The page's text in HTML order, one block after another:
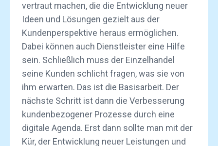
vertraut machen, die die Entwicklung neuer
Ideen und Lösungen gezielt aus der
Kundenperspektive heraus ermöglichen.
Dabei können auch Dienstleister eine Hilfe
sein. Schließlich muss der Einzelhandel
seine Kunden schlicht fragen, was sie von
ihm erwarten. Das ist die Basisarbeit. Der
nächste Schritt ist dann die Verbesserung
kundenbezogener Prozesse durch eine
digitale Agenda. Erst dann sollte man mit der
Kür, der Entwicklung neuer Leistungen und